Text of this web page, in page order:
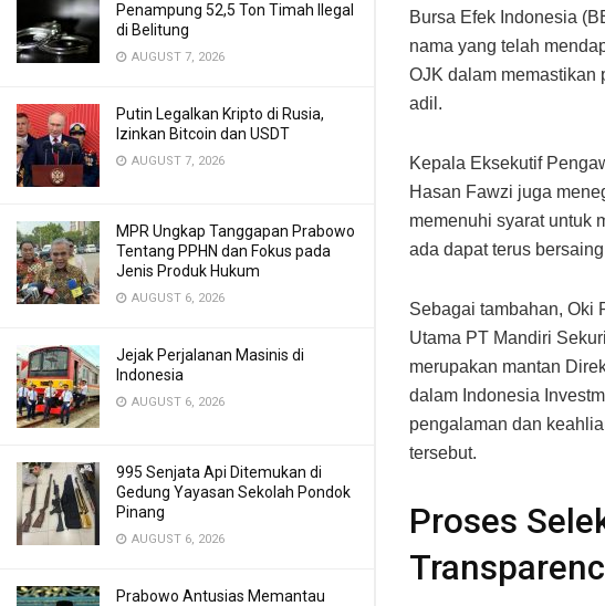
Penampung 52,5 Ton Timah Ilegal
di Belitung
AUGUST 7, 2026
Putin Legalkan Kripto di Rusia,
Izinkan Bitcoin dan USDT
AUGUST 7, 2026
MPR Ungkap Tanggapan Prabowo
Tentang PPHN dan Fokus pada
Jenis Produk Hukum
AUGUST 6, 2026
Jejak Perjalanan Masinis di
Indonesia
AUGUST 6, 2026
995 Senjata Api Ditemukan di
Gedung Yayasan Sekolah Pondok
Pinang
AUGUST 6, 2026
Prabowo Antusias Memantau
Bursa Efek Indonesia
nama yang telah
OJK dalam memastikan
adil.
Kepala Eksekutif
Hasan Fawzi juga
memenuhi syarat untuk
ada dapat terus
Sebagai tambahan, Oki
Utama PT Mandiri
merupakan mantan
dalam Indonesia
pengalaman dan
tersebut.
Proses